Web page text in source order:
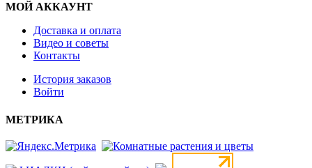
МОЙ АККАУНТ
Доставка и оплата
Видео и советы
Контакты
История заказов
Войти
МЕТРИКА